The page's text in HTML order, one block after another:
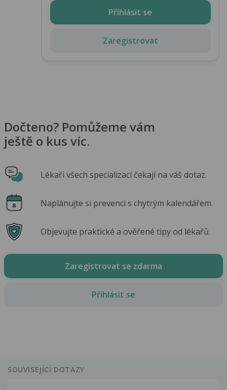
Přihlásit se
Zaregistrovat
Dočteno? Pomůžeme vám
ještě o kus víc.
Lékaři všech specializací čekají na váš dotaz.
Naplánujte si prevenci s chytrým kalendářem.
Objevujte praktické a ověřené tipy od lékařů.
Zaregistrovat se zdarma
Přihlásit se
SOUVISEJÍCÍ DOTAZY